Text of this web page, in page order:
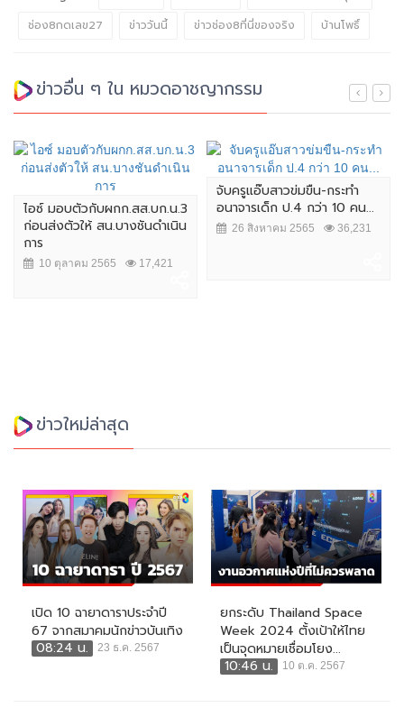
ช่อง8กดเลข27
ข่าววันนี้ ข่าวช่อง8ที่นี่ของจริง บ้านโพธิ์
ข่าวอื่น ๆ ใน หมวดอาชญากรรม
ไอซ์ มอบตัวกับผกก.สส.บก.น.3
ก่อนส่งตัวให้ สน.บางชันดำเนิน
การ
10 ตุลาคม 2565 17,421
จับครูแอ๊บสาวข่มขืน-กระทำ
อนาจารเด็ก ป.4 กว่า 10 คน...
26 สิงหาคม 2565 36,231
ข่าวใหม่ล่าสุด
เปิด 10 ฉายาดาราประจำปี
67 จากสมาคมนักข่าวบันเทิง
08:24 น.
23 ธ.ค. 2567
ยกระดับ Thailand Space
Week 2024 ตั้งเป้าให้ไทย
เป็นจุดหมายเชื่อมโยง...
10:46 น.
10 ต.ค. 2567